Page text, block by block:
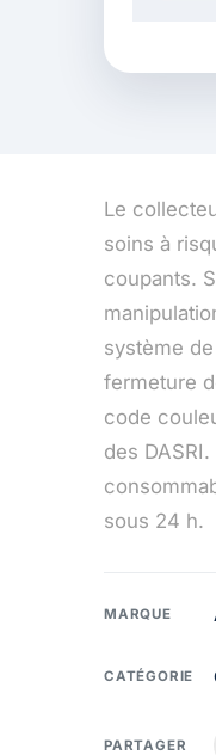
Le
soins à
coupants.
système
fermeture
code
des
sous 24 h.
MARQUE
CATÉGORIE
PARTAGER